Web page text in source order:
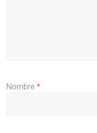
Nombre*